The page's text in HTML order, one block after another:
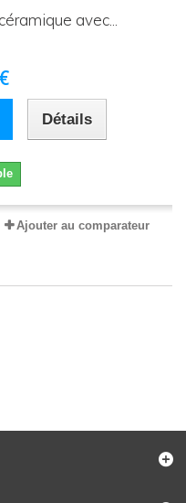
avec...
Détails
Ajouter au comparateur